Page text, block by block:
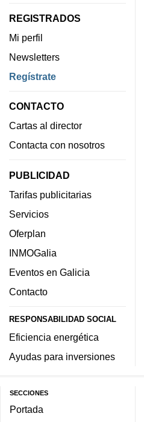
REGISTRADOS
Mi perfil
Newsletters
Regístrate
CONTACTO
Cartas al director
Contacta con nosotros
PUBLICIDAD
Tarifas publicitarias
Servicios
Oferplan
INMOGalia
Eventos en Galicia
Contacto
RESPONSABILIDAD SOCIAL
Eficiencia energética
Ayudas para inversiones
SECCIONES
Portada